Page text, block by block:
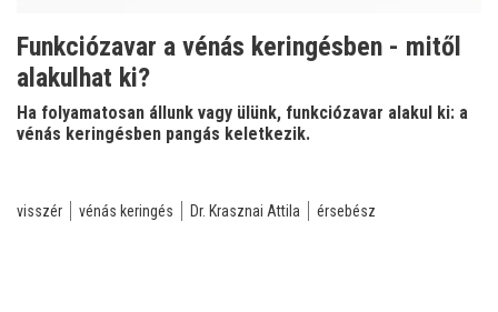
Funkciózavar a vénás keringésben - mitől
alakulhat ki?
Ha folyamatosan állunk vagy ülünk, funkciózavar alakul ki: a
vénás keringésben pangás keletkezik.
visszér vénás keringés Dr. Krasznai Attila érsebész